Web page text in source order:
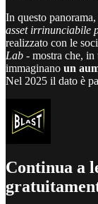
In questo panorama,
asset irrinunciabile
realizzato con le
Lab - mostra che, in
immaginano un
Nel 2025 il dato è
Continua a